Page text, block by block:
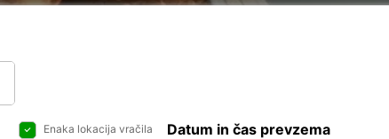
Enaka lokacija vračila Datum in čas prevzema